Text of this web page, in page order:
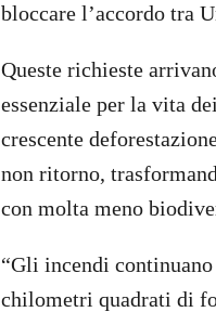
bloccare l’accordo tra
Queste richieste
essenziale per la vita
crescente
non ritorno,
con molta meno
“Gli incendi
chilometri quadrati di